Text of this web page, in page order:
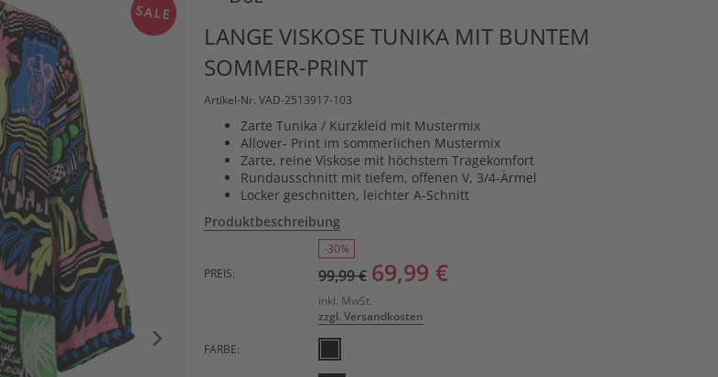
SALE
LANGE VISKOSE TUNIKA MIT BUNTEM
SOMMER-PRINT
Artikel-Nr. VAD-2513917-103
Zarte Tunika / Kurzkleid mit Mustermix
Allover- Print im sommerlichen Mustermix
Zarte, reine Viskose mit höchstem Tragekomfort
Rundausschnitt mit tiefem, offenen V, 3/4-Ärmel
Locker geschnitten, leichter A-Schnitt
Produktbeschreibung
-30%
PREIS:
99,99 € 69,99 €
inkl. MwSt.
zzgl. Versandkosten
FARBE: